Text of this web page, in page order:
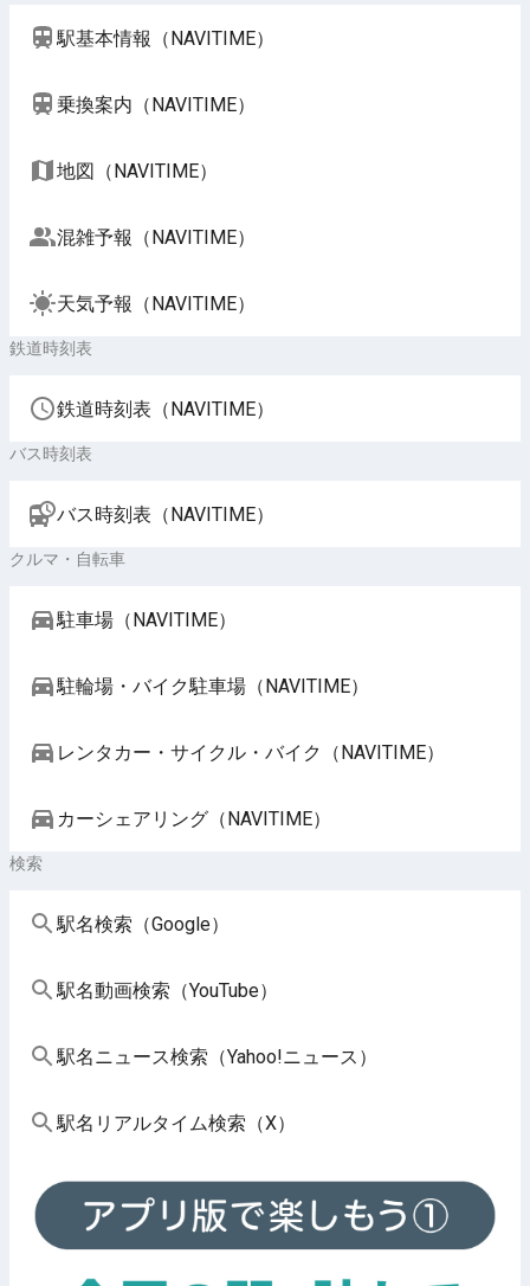
駅基本情報（NAVITIME）
乗換案内（NAVITIME）
地図（NAVITIME）
混雑予報（NAVITIME）
天気予報（NAVITIME）
鉄道時刻表
鉄道時刻表（NAVITIME）
バス時刻表
バス時刻表（NAVITIME）
クルマ・自転車
駐車場（NAVITIME）
駐輪場・バイク駐車場（NAVITIME）
レンタカー・サイクル・バイク（NAVITIME）
カーシェアリング（NAVITIME）
検索
駅名検索（Google）
駅名動画検索（YouTube）
駅名ニュース検索（Yahoo!ニュース）
駅名リアルタイム検索（X）